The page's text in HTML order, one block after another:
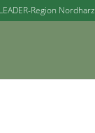
LEADER-Region Nordharz